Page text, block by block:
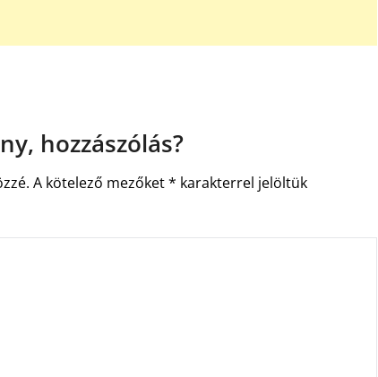
hozzászólás?
A kötelező mezőket* karakterrel jelöltük